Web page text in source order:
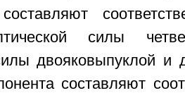
силы
двояковыпуклой и
составляют